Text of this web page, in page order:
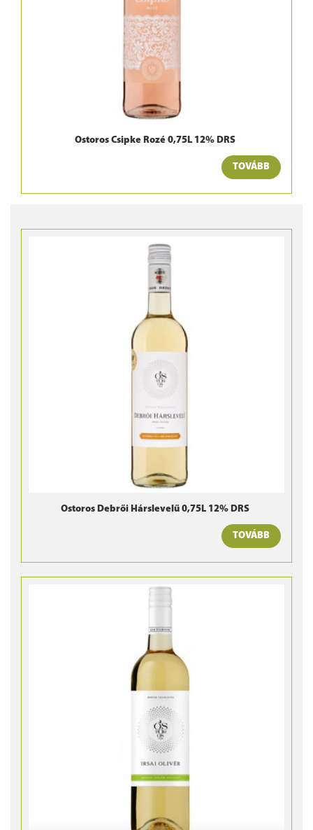
Ostoros Csipke Rozé 0,75L 12% DRS
TOVÁBB
Ostoros Debrői Hárslevelű 0,75L 12% DRS
TOVÁBB